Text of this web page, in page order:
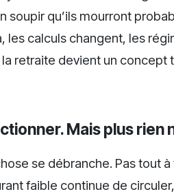
soupir qu’ils mourront
les calculs changent, les
retraite devient un
Mais plus rien
se débranche. Pas tout
faible continue de